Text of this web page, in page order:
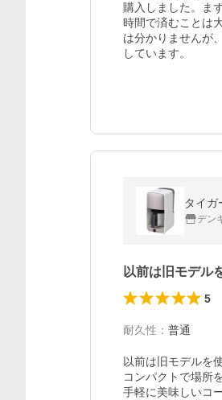
購入しました。ま
時間で済むことは
は分かりませんが
しています。
タイガ
デン
以前は旧モデル
5
耐久性 ： 普通
以前は旧モデルを
コンパクトで場所
手軽に美味しいコ